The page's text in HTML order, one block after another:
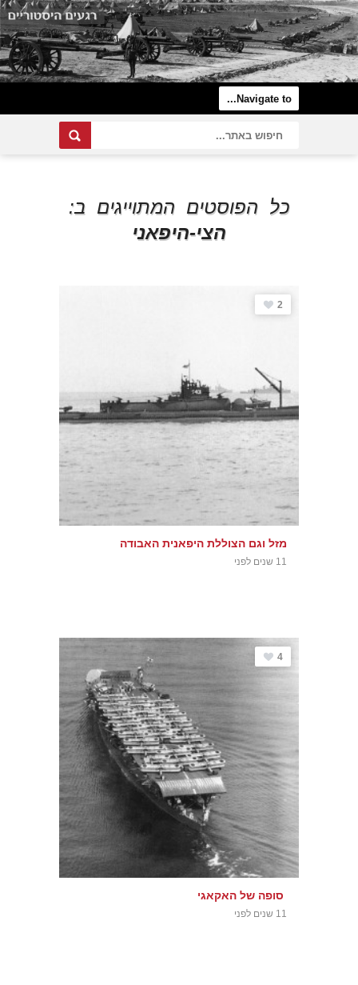
כל הפוסטים המתוייגים ב:
הצי-היפאני
2
מזל וגם הצוללת היפאנית האבודה
11 שנים לפני
4
סופה של האקאגי
11 שנים לפני